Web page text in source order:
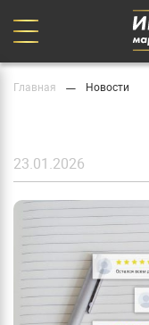
Главная — Новости
23.01.2026